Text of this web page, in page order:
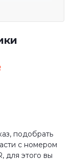
подобрать
с номером
для этого вы